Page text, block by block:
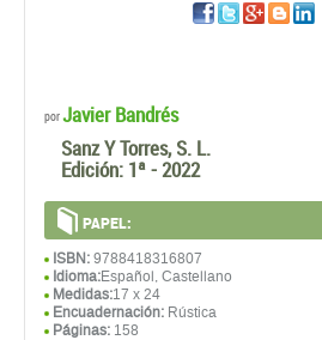
porJavier Bandrés
Sanz Y Torres, S. L.
Edición: 1ª - 2022
PAPEL:
ISBN: 9788418316807
Idioma:Español, Castellano
Medidas:17 x 24
Encuadernación: Rústica
Páginas: 158